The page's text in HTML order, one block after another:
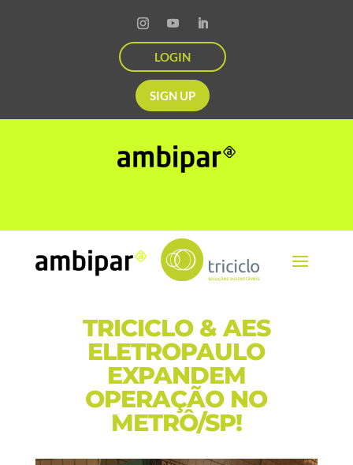
LOGIN
SIGN UP
TRICICLO & AES
ELETROPAULO
EXPANDEM
OPERAÇÃO NO
METRÔ/SP!